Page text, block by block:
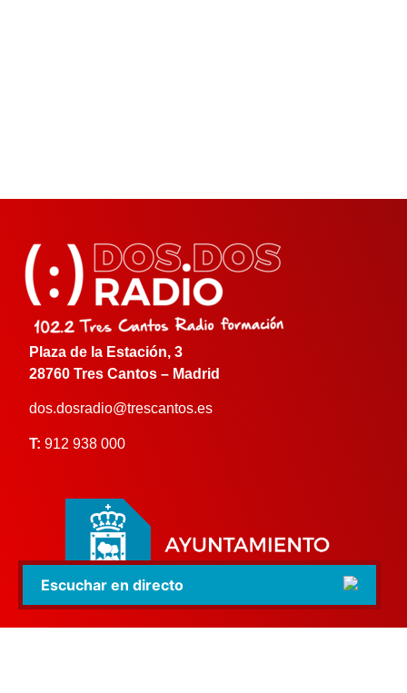
Plaza de la Estación, 3
28760 Tres Cantos – Madrid
dos.dosradio@trescantos.es
T: 912 938 000
Escuchar en directo